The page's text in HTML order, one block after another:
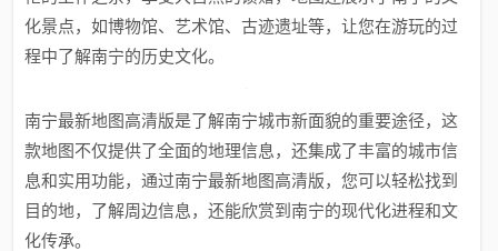
化景点，如博物馆、艺术馆、古迹遗址等，让您在游玩的过
程中了解南宁的历史文化。
南宁最新地图高清版是了解南宁城市新面貌的重要途径，这
款地图不仅提供了全面的地理信息，还集成了丰富的城市信
息和实用功能，通过南宁最新地图高清版，您可以轻松找到
目的地，了解周边信息，还能欣赏到南宁的现代化进程和文
化传承。